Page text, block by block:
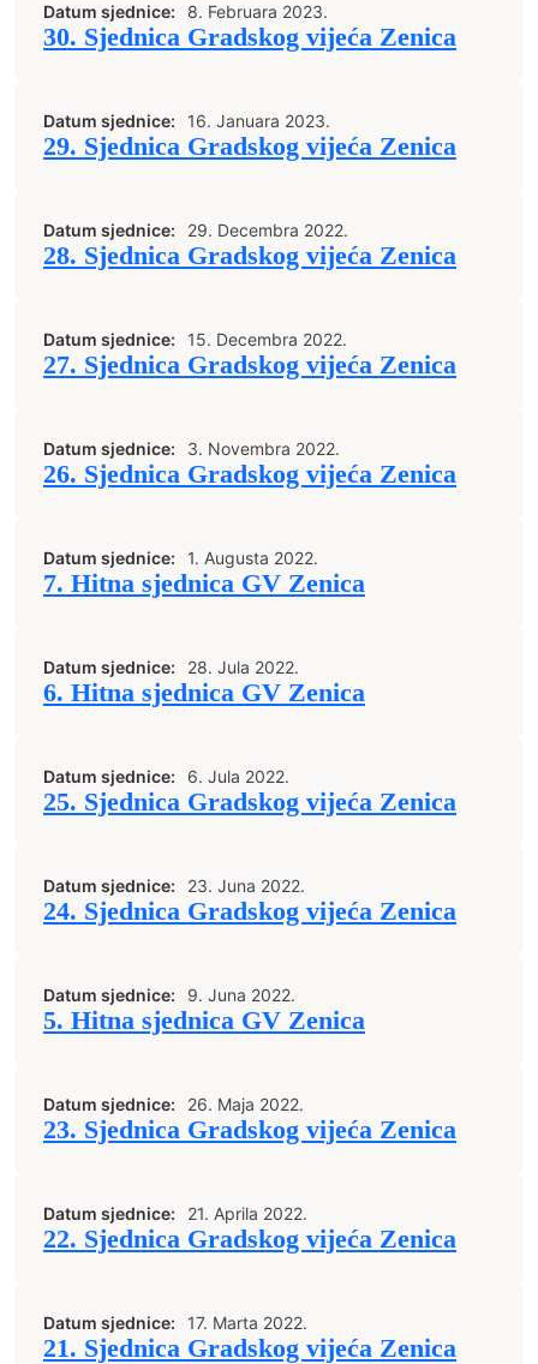
Datum sjednice: 8. Februara 2023.
30. Sjednica Gradskog vijeća Zenica
Datum sjednice: 16. Januara 2023.
29. Sjednica Gradskog vijeća Zenica
Datum sjednice: 29. Decembra 2022.
28. Sjednica Gradskog vijeća Zenica
Datum sjednice: 15. Decembra 2022.
27. Sjednica Gradskog vijeća Zenica
Datum sjednice: 3. Novembra 2022.
26. Sjednica Gradskog vijeća Zenica
Datum sjednice: 1. Augusta 2022.
7. Hitna sjednica GV Zenica
Datum sjednice: 28. Jula 2022.
6. Hitna sjednica GV Zenica
Datum sjednice: 6. Jula 2022.
25. Sjednica Gradskog vijeća Zenica
Datum sjednice: 23. Juna 2022.
24. Sjednica Gradskog vijeća Zenica
Datum sjednice: 9. Juna 2022.
5. Hitna sjednica GV Zenica
Datum sjednice: 26. Maja 2022.
23. Sjednica Gradskog vijeća Zenica
Datum sjednice: 21. Aprila 2022.
22. Sjednica Gradskog vijeća Zenica
Datum sjednice: 17. Marta 2022.
21. Sjednica Gradskog vijeća Zenica